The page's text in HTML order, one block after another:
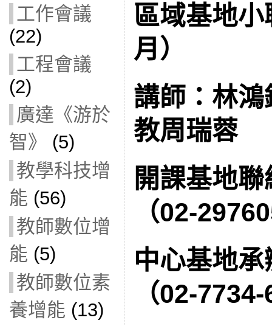
工作會議
(22)
工程會議
(2)
廣達《游於
智》
(5)
教學科技增
能 (56)
教師數位增
能 (5)
教師數位素
養增能 (13)
區域基地
月）
講師：林
教周瑞蓉
開課基地
（02-
中心基地
（02-